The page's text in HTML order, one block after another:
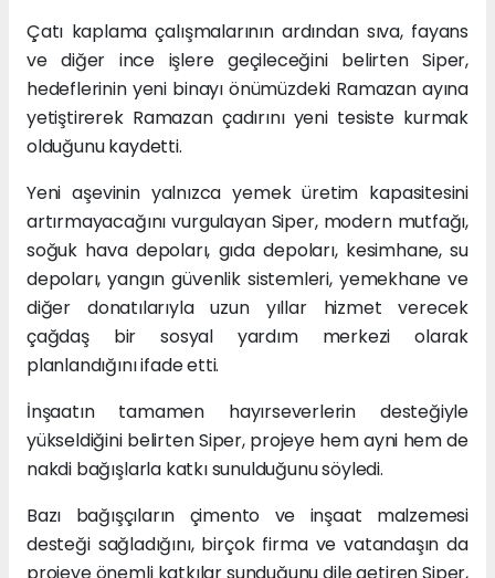
Çatı kaplama çalışmalarının ardından sıva, fayans
ve diğer ince işlere geçileceğini belirten Siper,
hedeflerinin yeni binayı önümüzdeki Ramazan ayına
yetiştirerek Ramazan çadırını yeni tesiste kurmak
olduğunu kaydetti.
Yeni aşevinin yalnızca yemek üretim kapasitesini
artırmayacağını vurgulayan Siper, modern mutfağı,
soğuk hava depoları, gıda depoları, kesimhane, su
depoları, yangın güvenlik sistemleri, yemekhane ve
diğer donatılarıyla uzun yıllar hizmet verecek
çağdaş bir sosyal yardım merkezi olarak
planlandığını ifade etti.
İnşaatın tamamen hayırseverlerin desteğiyle
yükseldiğini belirten Siper, projeye hem ayni hem de
nakdi bağışlarla katkı sunulduğunu söyledi.
Bazı bağışçıların çimento ve inşaat malzemesi
desteği sağladığını, birçok firma ve vatandaşın da
projeye önemli katkılar sunduğunu dile getiren Siper,